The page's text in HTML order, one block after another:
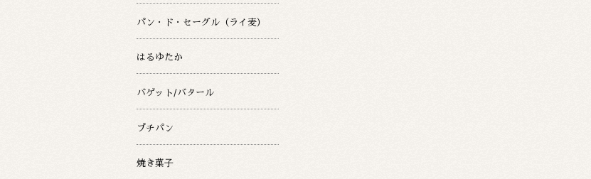
パン・ド・セーグル（ライ麦）
はるゆたか
バゲット/バタール
プチパン
焼き菓子